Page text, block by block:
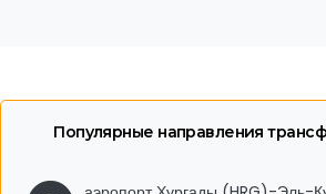
Популярные направления